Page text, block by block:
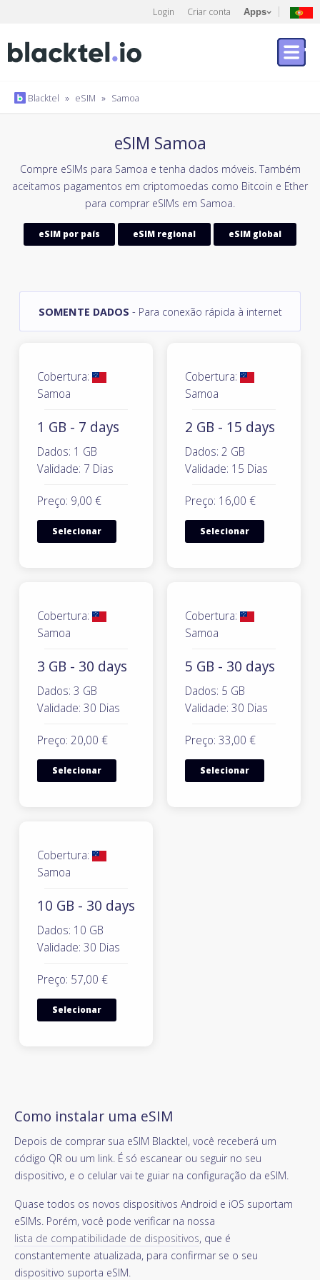
Login Criar conta Apps
Blacktel » eSIM » Samoa
eSIM Samoa
Compre eSIMs para Samoa e tenha dados móveis. Também
aceitamos pagamentos em criptomoedas como Bitcoin e Ether
para comprar eSIMs em Samoa.
eSIM por país eSIM regional eSIM global
SOMENTE DADOS - Para conexão rápida à internet
Cobertura:
Samoa
1 GB - 7 days
Dados: 1 GB
Validade: 7 Dias
Preço: 9,00 €
Selecionar
Cobertura:
Samoa
2 GB - 15 days
Dados: 2 GB
Validade: 15 Dias
Preço: 16,00 €
Selecionar
Cobertura:
Samoa
3 GB - 30 days
Dados: 3 GB
Validade: 30 Dias
Preço: 20,00 €
Selecionar
Cobertura:
Samoa
5 GB - 30 days
Dados: 5 GB
Validade: 30 Dias
Preço: 33,00 €
Selecionar
Cobertura:
Samoa
10 GB - 30 days
Dados: 10 GB
Validade: 30 Dias
Preço: 57,00 €
Selecionar
Como instalar uma eSIM
Depois de comprar sua eSIM Blacktel, você receberá um
código QR ou um link. É só escanear ou seguir no seu
dispositivo, e o celular vai te guiar na configuração da eSIM.
Quase todos os novos dispositivos Android e iOS suportam
eSIMs. Porém, você pode verificar na nossa
lista de compatibilidade de dispositivos, que é
constantemente atualizada, para confirmar se o seu
dispositivo suporta eSIM.